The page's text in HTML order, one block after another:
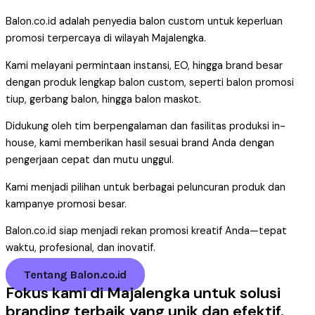
Balon.co.id adalah penyedia balon custom untuk keperluan
promosi terpercaya di wilayah Majalengka.
Kami melayani permintaan instansi, EO, hingga brand besar
dengan produk lengkap balon custom, seperti balon promosi
tiup, gerbang balon, hingga balon maskot.
Didukung oleh tim berpengalaman dan fasilitas produksi in-
house, kami memberikan hasil sesuai brand Anda dengan
pengerjaan cepat dan mutu unggul.
Kami menjadi pilihan untuk berbagai peluncuran produk dan
kampanye promosi besar.
Balon.co.id siap menjadi rekan promosi kreatif Anda—tepat
waktu, profesional, dan inovatif.
Tentang Balon.co.id
Fokus kami di Majalengka untuk solusi